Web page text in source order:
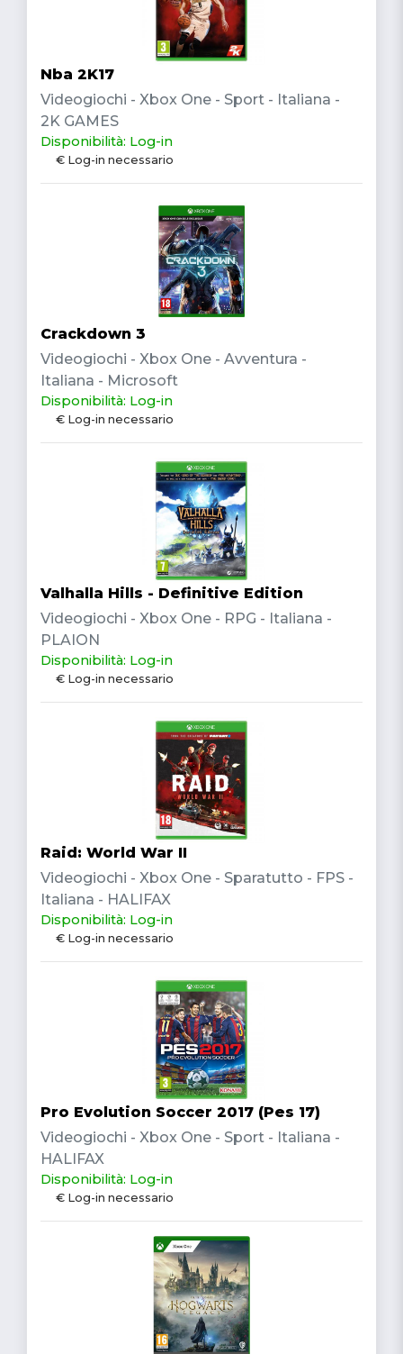
Nba 2K17
Videogiochi - Xbox One - Sport - Italiana -
2K GAMES
Disponibilità: Log-in
€ Log-in necessario
Crackdown 3
Videogiochi - Xbox One - Avventura -
Italiana - Microsoft
Disponibilità: Log-in
€ Log-in necessario
Valhalla Hills - Definitive Edition
Videogiochi - Xbox One - RPG - Italiana -
PLAION
Disponibilità: Log-in
€ Log-in necessario
Raid: World War II
Videogiochi - Xbox One - Sparatutto - FPS -
Italiana - HALIFAX
Disponibilità: Log-in
€ Log-in necessario
Pro Evolution Soccer 2017 (Pes 17)
Videogiochi - Xbox One - Sport - Italiana -
HALIFAX
Disponibilità: Log-in
€ Log-in necessario